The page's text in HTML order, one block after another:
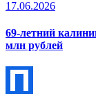
17.06.2026
69-летний
млн рублей